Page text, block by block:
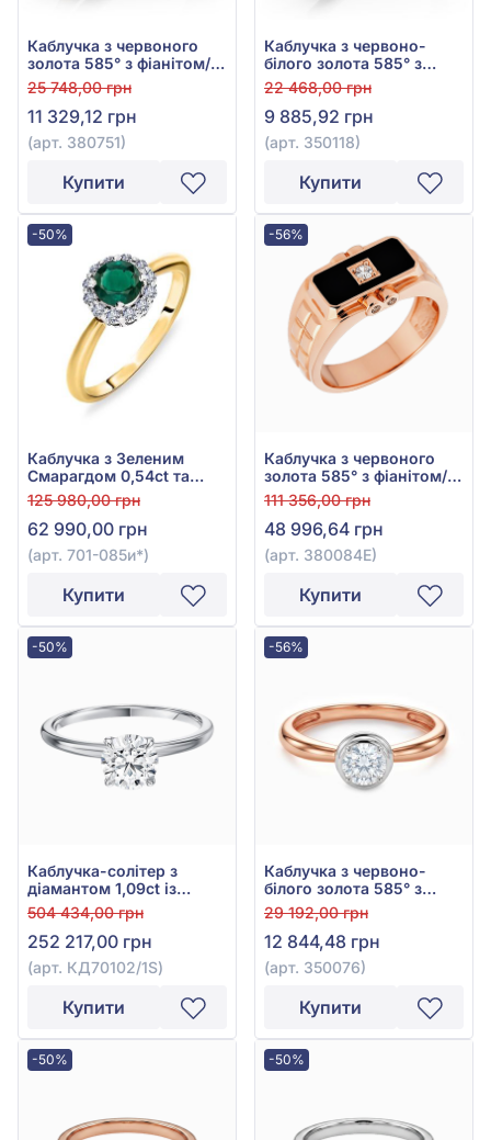
Каблучка з червоного
золота 585° з фіанітом/
куб.цирконієм, арт.
380751
25 748,00 грн
11 329,12 грн
(арт. 380751)
Купити
Каблучка з червоно-
білого золота 585° з
фіанітом/куб.цирконієм,
арт. 350118
22 468,00 грн
9 885,92 грн
(арт. 350118)
Купити
-50%
Каблучка з Зеленим
Смарагдом 0,54ct та
Діамантом 0,15ct із
жовто-білого золота
585°, арт. 701-085и*
125 980,00 грн
62 990,00 грн
(арт. 701-085и*)
Купити
-56%
Каблучка з червоного
золота 585° з фіанітом/
куб.цирконієм та
чорною емаллю, арт.
380084Е
111 356,00 грн
48 996,64 грн
(арт. 380084Е)
Купити
-50%
Каблучка-солітер з
діамантом 1,09ct із
білого золота 585°, арт.
КД70102/1S
504 434,00 грн
252 217,00 грн
(арт. КД70102/1S)
Купити
-56%
Каблучка з червоно-
білого золота 585° з
фіанітом, арт. 350076
29 192,00 грн
12 844,48 грн
(арт. 350076)
Купити
-50% -50%